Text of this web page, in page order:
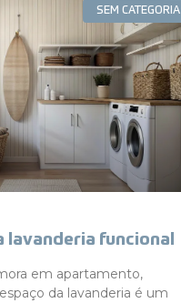
SEM CATEGORIA
lavanderia funcional
em apartamento,
da lavanderia é um